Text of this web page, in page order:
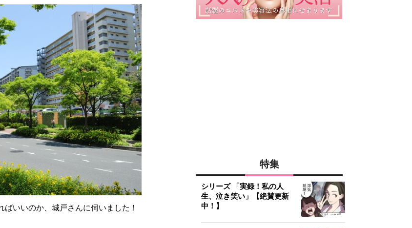
いいのか、城戸さんに伺いました！
特集
シリーズ 「実録！私の人
生、泣き笑い」【絶賛更新
中！】